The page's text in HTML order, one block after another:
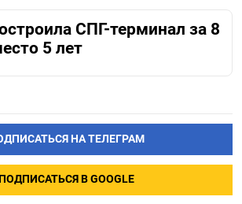
СПГ-терминал за 8
5 лет
НА ТЕЛЕГРАМ
В GOOGLE